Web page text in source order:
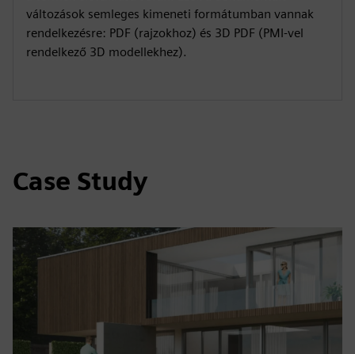
változások semleges kimeneti formátumban vannak
rendelkezésre: PDF (rajzokhoz) és 3D PDF (PMI-vel
rendelkező 3D modellekhez).
Case Study